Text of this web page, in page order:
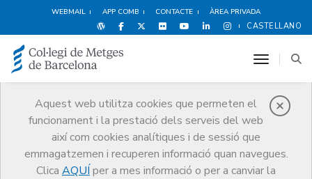
WEBMAIL APP COMB CONTACTE ÀREA PRIVADA
CASTELLANO
Aquest web utilitza cookies que permeten el
funcionament i la prestació dels serveis del web
així com cookies analítiques i de sessió que
emmagatzemen i recuperen informació quan navegues.
Clica AQUÍ per a mes informació o per a canviar la
toggle
Protecció social
Salut i benestar del metge
Protecció social
Ajuts i prestacions del programa
Canastreta per al nadó